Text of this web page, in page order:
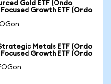
Gold ETF (Ondo
Growth ETF (Ondo
Metals ETF (Ondo
Growth ETF (Ondo